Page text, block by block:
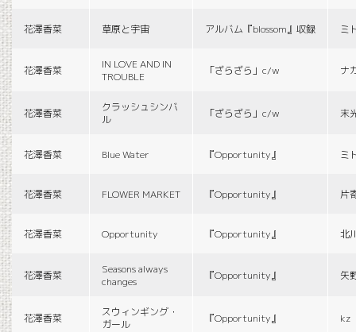
花澤香菜 草原と宇宙 アルバム『blossom』収録 ミ
花澤香菜
IN LOVE AND IN
TROUBLE
「ざらざら」c/w ナ
花澤香菜
クラッシュシンバ
ル
「ざらざら」c/w 末
花澤香菜 Blue Water 『Opportunity』 ミ
花澤香菜 FLOWER MARKET 『Opportunity』 片
花澤香菜 Opportunity 『Opportunity』 北
花澤香菜
Seasons always
changes
『Opportunity』 矢
花澤香菜
スウィンギング・
ガール
『Opportunity』 kz